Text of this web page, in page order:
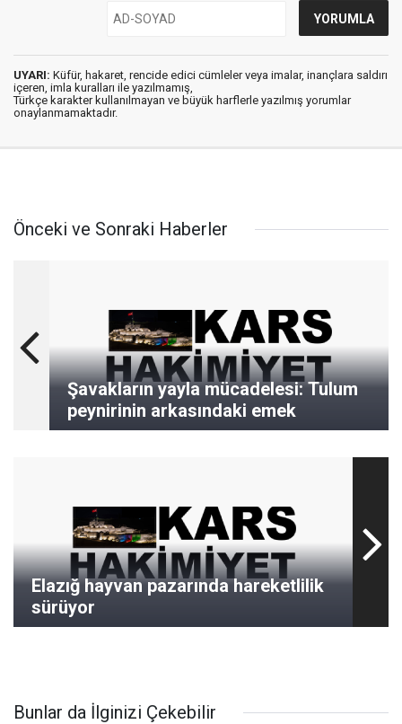
UYARI: Küfür, hakaret, rencide edici cümleler veya imalar, inançlara saldırı
içeren, imla kuralları ile yazılmamış,
Türkçe karakter kullanılmayan ve büyük harflerle yazılmış yorumlar
onaylanmamaktadır.
Önceki ve Sonraki Haberler
Şavakların yayla mücadelesi: Tulum
peynirinin arkasındaki emek
Elazığ hayvan pazarında hareketlilik
sürüyor
Bunlar da İlginizi Çekebilir